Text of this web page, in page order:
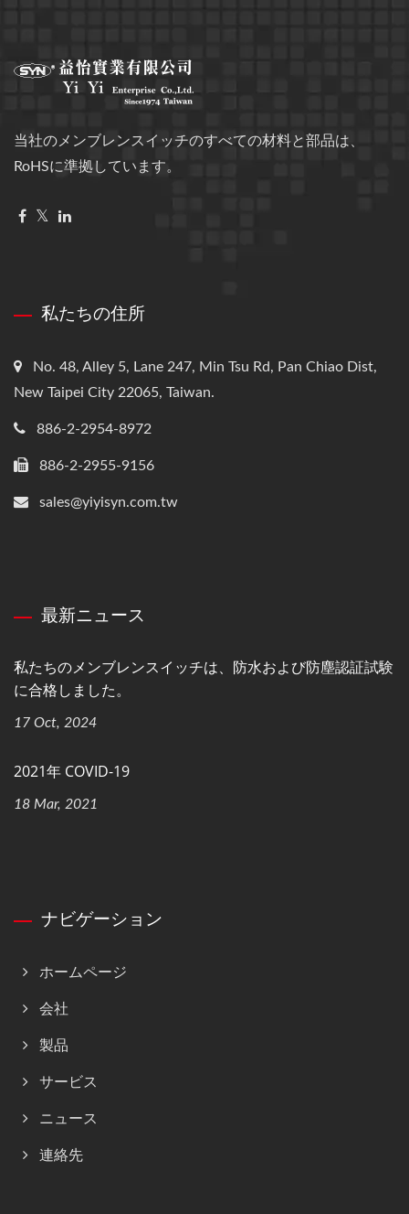
当社のメンブレンスイッチのすべての材料と部品は、
RoHSに準拠しています。
私たちの住所
No. 48, Alley 5, Lane 247, Min Tsu Rd, Pan Chiao Dist,
New Taipei City 22065, Taiwan.
886-2-2954-8972
886-2-2955-9156
sales@yiyisyn.com.tw
最新ニュース
私たちのメンブレンスイッチは、防水および防塵認証試験
に合格しました。
17 Oct, 2024
2021年 COVID-19
18 Mar, 2021
ナビゲーション
ホームページ
会社
製品
サービス
ニュース
連絡先